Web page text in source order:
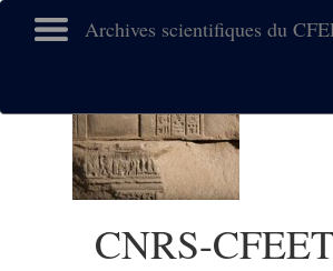
Archives scientifiques du
CNRS-